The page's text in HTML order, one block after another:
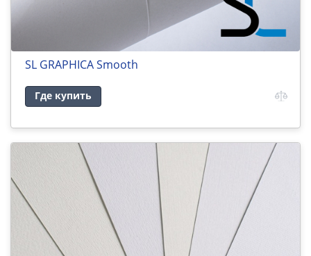
SL GRAPHICA Smooth
Где купить